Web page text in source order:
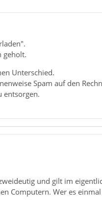
geholt.
Unterschied.
Spam auf den
entsorgen.
und gilt im
Computern. Wer es